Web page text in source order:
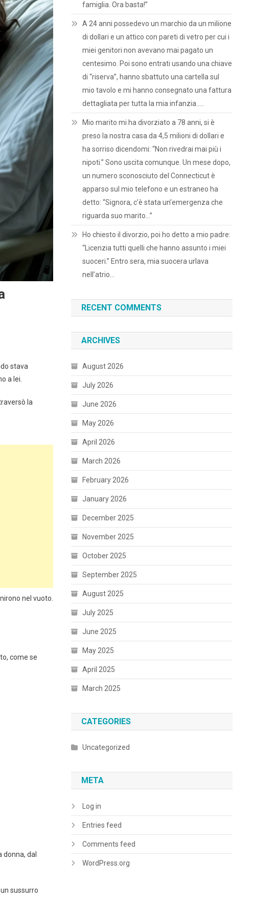
stava
a lei.
la
nel vuoto.
come se
donna, dal
sussurro
famiglia. Ora basta!”
A 24 anni possedevo un marchio da un milione
di dollari e un attico con pareti di vetro per cui i
miei genitori non avevano mai pagato un
centesimo. Poi sono entrati usando una chiave
di “riserva”, hanno sbattuto una cartella sul
mio tavolo e mi hanno consegnato una fattura
dettagliata per tutta la mia infanzia…..
Mio marito mi ha divorziato a 78 anni, si è
preso la nostra casa da 4,5 milioni di dollari e
ha sorriso dicendomi: “Non rivedrai mai più i
nipoti.” Sono uscita comunque. Un mese dopo,
un numero sconosciuto del Connecticut è
apparso sul mio telefono e un estraneo ha
detto: “Signora, c’è stata un’emergenza che
riguarda suo marito…”
Ho chiesto il divorzio, poi ho detto a mio padre:
“Licenzia tutti quelli che hanno assunto i miei
suoceri.” Entro sera, mia suocera urlava
nell’atrio…
RECENT COMMENTS
ARCHIVES
August 2026
July 2026
June 2026
May 2026
April 2026
March 2026
February 2026
January 2026
December 2025
November 2025
October 2025
September 2025
August 2025
July 2025
June 2025
May 2025
April 2025
March 2025
CATEGORIES
Uncategorized
META
Log in
Entries feed
Comments feed
WordPress.org